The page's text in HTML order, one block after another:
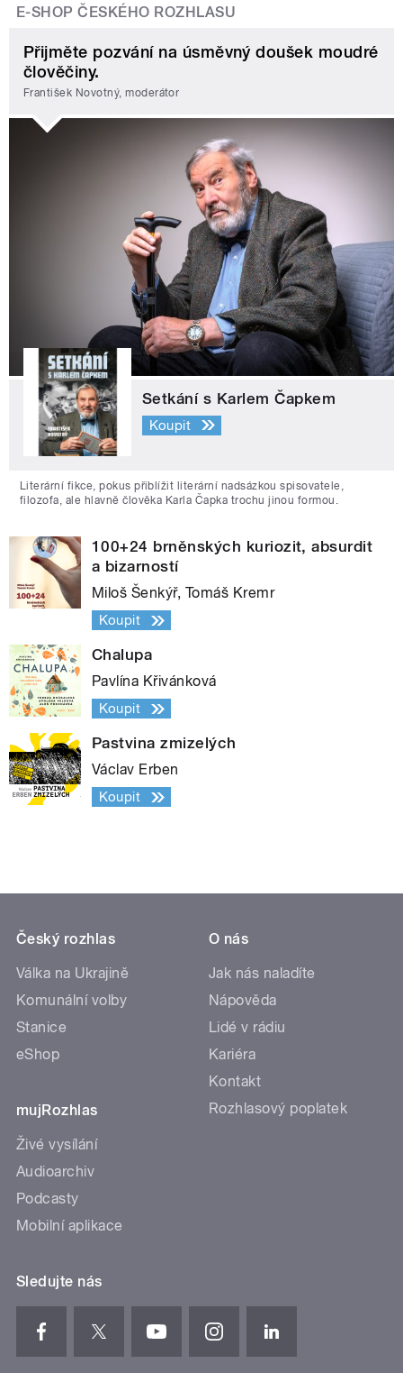
E-SHOP ČESKÉHO ROZHLASU
Přijměte pozvání na úsměvný doušek moudré
člověčiny.
František Novotný, moderátor
Setkání s Karlem Čapkem
Koupit
Literární fikce, pokus přiblížit literární nadsázkou spisovatele,
filozofa, ale hlavně člověka Karla Čapka trochu jinou formou.
100+24 brněnských kuriozit, absurdit
a bizarností
Miloš Šenkýř, Tomáš Kremr
Koupit
Chalupa
Pavlína Křivánková
Koupit
Pastvina zmizelých
Václav Erben
Koupit
Český rozhlas
Válka na Ukrajině
Komunální volby
Stanice
eShop
mujRozhlas
Živé vysílání
Audioarchiv
Podcasty
Mobilní aplikace
O nás
Jak nás naladíte
Nápověda
Lidé v rádiu
Kariéra
Kontakt
Rozhlasový poplatek
Sledujte nás